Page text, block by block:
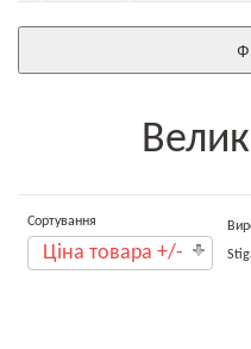
Сортування
Ціна товара +/-